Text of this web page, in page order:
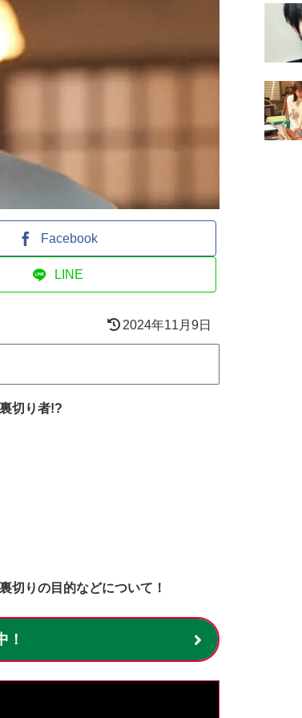
Facebook
LINE
2024年11月9日
切り者!?
切りの目的などについて！
！